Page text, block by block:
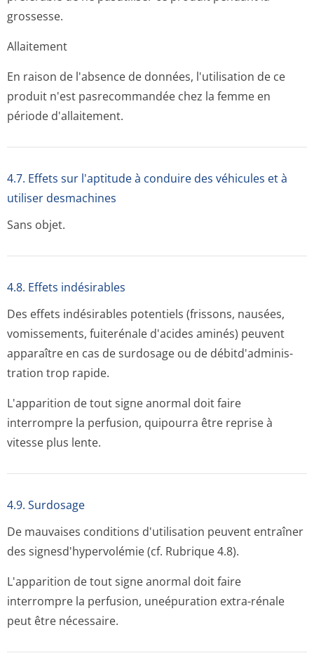
grossesse.
Allaitement
En raison de l'absence de données, l'utilisation de ce
produit n'est pasrecommandée chez la femme en
période d'allaitement.
4.7. Effets sur l'aptitude à conduire des véhicules et à
utiliser desmachines
Sans objet.
4.8. Effets indésirables
Des effets indésirables potentiels (frissons, nausées,
vomissements, fuiterénale d'acides aminés) peuvent
apparaître en cas de surdosage ou de débitd'adminis­
tration trop rapide.
L'apparition de tout signe anormal doit faire
interrompre la perfusion, quipourra être reprise à
vitesse plus lente.
4.9. Surdosage
De mauvaises conditions d'utilisation peuvent entraîner
des signesd'hyper­volémie (cf. Rubrique 4.8).
L'apparition de tout signe anormal doit faire
interrompre la perfusion, uneépuration extra-rénale
peut être nécessaire.